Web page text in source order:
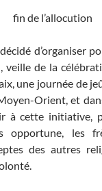
fin de l’allocution
d’organiser
veille de la
une journée de
Orient, et
à cette initiative,
opportune, les
des autres